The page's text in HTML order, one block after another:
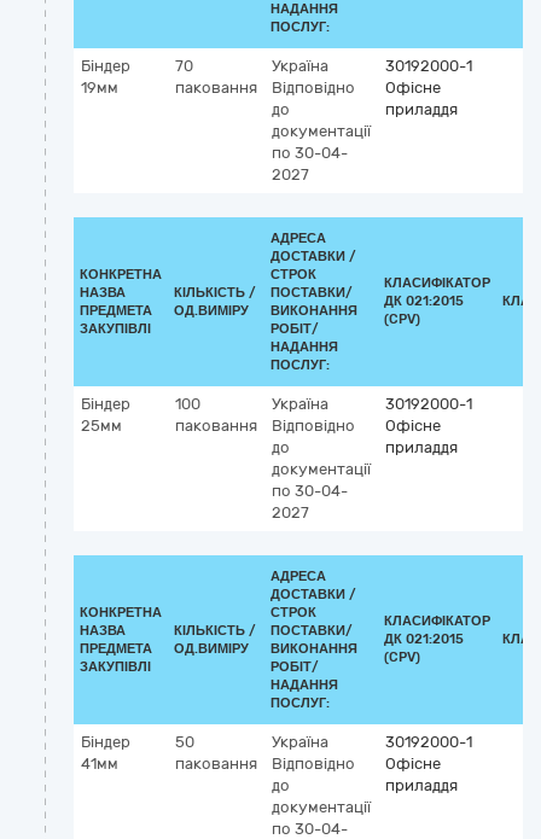
НАДАННЯ
ПОСЛУГ:
Біндер
19мм
70
паковання
Україна
Відповідно
до
документації
по 30-04-
2027
30192000-1
Офісне
приладдя
КОНКРЕТНА
НАЗВА
ПРЕДМЕТА
ЗАКУПІВЛІ
КІЛЬКІСТЬ /
ОД.ВИМІРУ
АДРЕСА
ДОСТАВКИ /
СТРОК
ПОСТАВКИ/
ВИКОНАННЯ
РОБІТ/
НАДАННЯ
ПОСЛУГ:
КЛАСИФІКАТОР
ДК 021:2015
(CPV)
Біндер
25мм
100
паковання
Україна
Відповідно
до
документації
по 30-04-
2027
30192000-1
Офісне
приладдя
КОНКРЕТНА
НАЗВА
ПРЕДМЕТА
ЗАКУПІВЛІ
КІЛЬКІСТЬ /
ОД.ВИМІРУ
АДРЕСА
ДОСТАВКИ /
СТРОК
ПОСТАВКИ/
ВИКОНАННЯ
РОБІТ/
НАДАННЯ
ПОСЛУГ:
КЛАСИФІКАТОР
ДК 021:2015
(CPV)
Біндер
41мм
50
паковання
Україна
Відповідно
до
документації
по 30-04-
30192000-1
Офісне
приладдя